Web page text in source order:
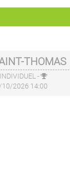
THOMAS
INDIVIDUEL -
10/2026 14:00